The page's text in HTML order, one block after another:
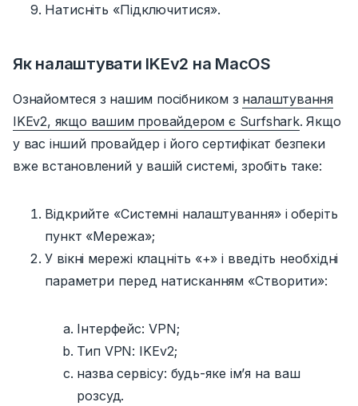
Натисніть «Підключитися».
Як налаштувати IKEv2 на MacOS
Ознайомтеся з нашим посібником з налаштування
IKEv2, якщо вашим провайдером є Surfshark. Якщо
у вас інший провайдер і його сертифікат безпеки
вже встановлений у вашій системі, зробіть таке:
Відкрийте «Системні налаштування» і оберіть
пункт «Мережа»;
У вікні мережіклацніть «+» і введіть необхідні
параметри перед натисканням «Створити»:
Інтерфейс: VPN;
Тип VPN: IKEv2;
назва сервісу: будь-яке ім’я на ваш
розсуд.